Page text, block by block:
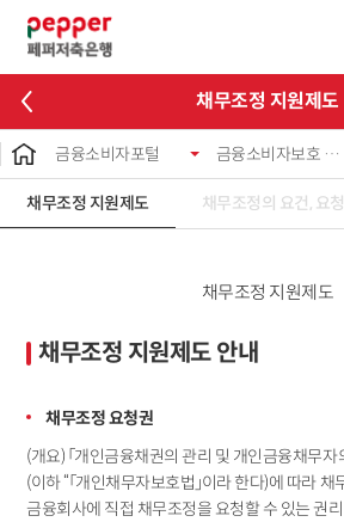
채무조정 지원제도
금융소비자포털 금융소비자보호 제도
채무조정 지원제도 채무조정의 요건, 요
채무조정 지원제도
채무조정 지원제도 안내
채무조정 요청권
(개요) 「개인금융채권의 관리 및 개인금융채무자
(이하 “「개인채무자보호법」이라 한다)에 따라
금융회사에 직접 채무조정을 요청할 수 있는 권리